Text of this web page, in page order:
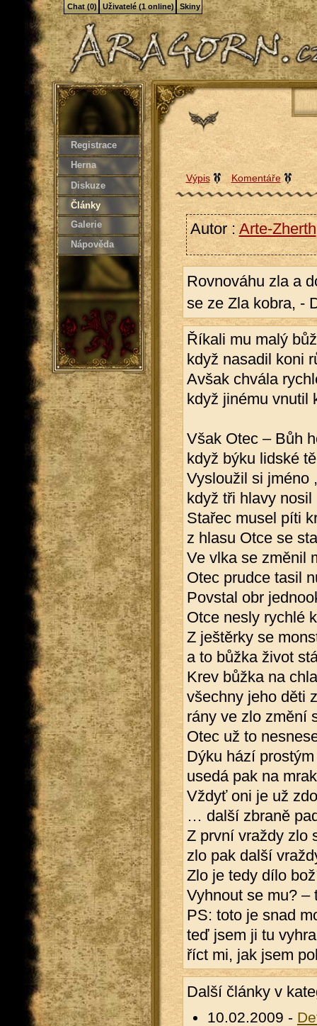
Registrace
Herna
Diskuze
Články
Galerie
Nápověda
Výpis Komentáře
Autor : Arte-Zherth
Rovnováhu zla a
se ze Zla kobra, -
Říkali mu malý
když nasadil koni
Avšak chvála
když jinému vnutil
Však Otec – Bůh
když býku lidské
Vysloužil si jméno
když tři hlavy nosil
Stařec musel píti
z hlasu Otce se
Ve vlka se změnil
Otec prudce tasil
Povstal obr
Otce nesly rychlé
Z ještěrky se
a to bůžka život
Krev bůžka na
všechny jeho děti
rány ve zlo změní
Otec už to
Dýku hází
usedá pak na
Vždyť oni je už
… další zbraně
Z první vraždy zlo
zlo pak další
Zlo je tedy dílo
Vyhnout se mu? –
PS: toto je snad
teď jsem ji tu
říct mi, jak jsem
Další články v
10.02.2009 -
Chat (0) Uživatelé (1 online) Skiny